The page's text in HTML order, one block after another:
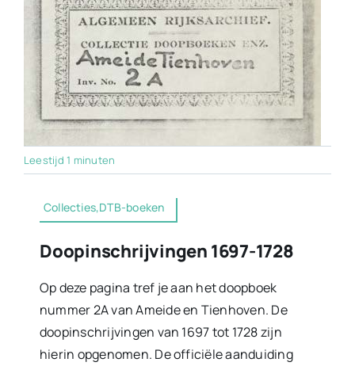
Leestijd 1 minuten
Collecties,DTB-boeken
Doopinschrijvingen 1697-1728
Op deze pagina tref je aan het doopboek
nummer 2A van Ameide en Tienhoven. De
doopinschrijvingen van 1697 tot 1728 zijn
hierin opgenomen. De officiële aanduiding